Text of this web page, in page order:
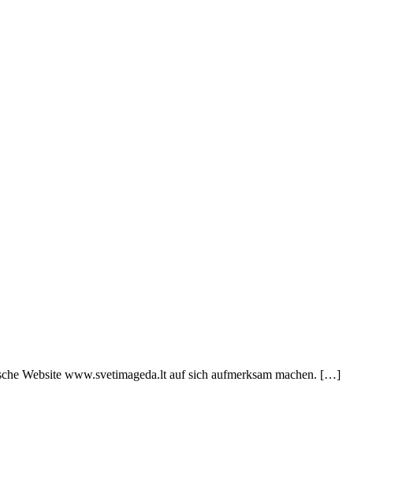
Website www.svetimageda.lt auf sich aufmerksam machen. […]